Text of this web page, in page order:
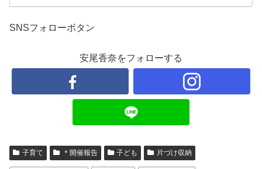
SNSフォローボタン
安尾香奈をフォローする
子育て ＊開催報告 子ども 片づけ収納